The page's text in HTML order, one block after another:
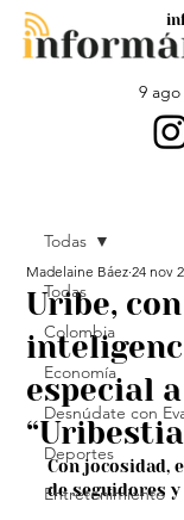
9 ago
Todas
Colombia
Economía
Desnúdate con
Deportes
Entretenimiento
Todas
Uribe,
especial
Madelaine Báez 24 nov
Con jocosidad,
de seguidores